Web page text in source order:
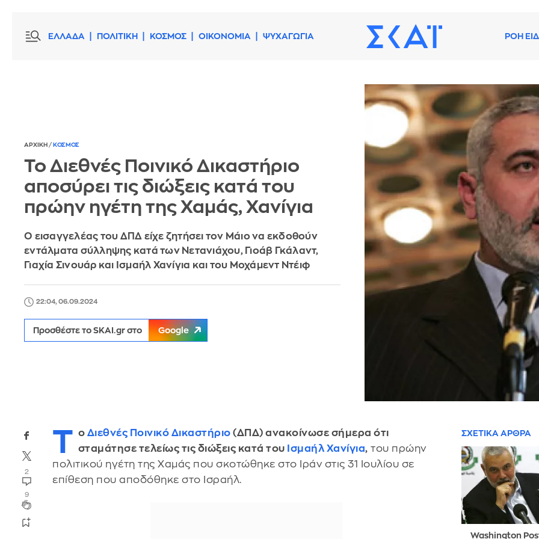
ΕΛΛΑΔΑ ΠΟΛΙΤΙΚΗ ΚΟΣΜΟΣ ΟΙΚΟΝΟΜΙΑ ΨΥΧΑΓΩΓΙΑ ΡΟΗ
ΑΡΧΙΚΗ / ΚΟΣΜΟΣ
Το Διεθνές Ποινικό Δικαστήριο
αποσύρει τις διώξεις κατά του
πρώην ηγέτη της Χαμάς, Χανίγια
Ο εισαγγελέας του ΔΠΔ είχε ζητήσει τον Μάιο να εκδοθούν
εντάλματα σύλληψης κατά των Νετανιάχου, Γιοάβ Γκάλαντ,
Γιαχία Σινουάρ και Ισμαήλ Χανίγια και του Μοχάμεντ Ντέιφ
22:04, 06.09.2024
Προσθέστε το SKAI.gr στο Google
2
9
Τ ο Διεθνές Ποινικό Δικαστήριο (ΔΠΔ) ανακοίνωσε σήμερα ότι
σταμάτησε τελείως τις διώξεις κατά του Ισμαήλ Χανίγια, του πρώην
πολιτικού ηγέτη της Χαμάς που σκοτώθηκε στο Ιράν στις 31 Ιουλίου σε
επίθεση που αποδόθηκε στο Ισραήλ.
ΣΧΕΤΙΚΑ ΑΡΘΡΑ
Washington